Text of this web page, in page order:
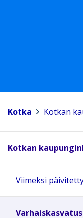
Kotka Kotkan
Kotkan
Viimeksi päivitetty
Varhaiskasvatus